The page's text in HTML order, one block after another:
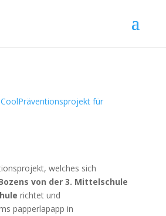
Präventionsprojekt für
welches sich
von der 3. Mittelschule
richtet und
papperlapapp in